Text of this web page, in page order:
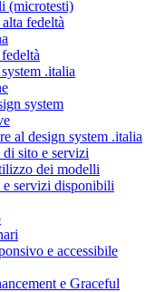
(microtesti)
fedeltà
.italia
system
al design system .italia
sito e servizi
dei modelli
servizi disponibili
e accessibile
e Graceful